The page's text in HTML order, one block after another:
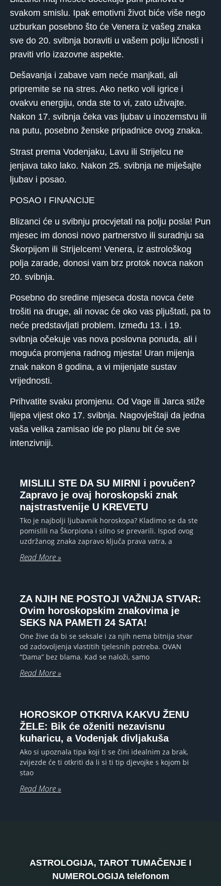
svakom smislu. Ipak emotivni život biće više nego
uzburkan posebno što će Venera iz vašeg znaka
sve do 20. svibnja boraviti u vašem polju ličnosti i
praviti vrlo izazovne aspekte.
Dešavanja i zabave vam neće manjkati, ali
pripremite se na stres. Ako netko voli igrice i
ovakvu energiju, onda ste to vi, zato uživajte.
Nakon 17. svibnja čeka vas ljubav u inozemstvu ili
na putu, posebno ženske pripadnice ovog znaka.
Strast prema Vodenjaku, Lavu ili Strijelcu ne
jenjava tako lako. Nakon 25. svibnja ne miješajte
ljubav i posao.
POSAO I FINANCIJE
Blizanci će u svibnju procvjetati na polju posla! Pun
mjesec im donosi novo partnerstvo ili suradnju sa
Škorpijom ili Strijelcem! Venera, iz astrološkog
polja zarade, donosi vam brz protok novca nakon
20. svibnja.
Posebno do sredine mjeseca dosta novca ćete
trošiti na druge, ali novac će oko vas pljuštati, pa to
neće predstavljati problem. Između 13. i 19.
svibnja očekuje vas nova poslovna ponuda, ali i
moguća promjena radnog mjesta! Uran mijenja
znak nakon 8 godina, a vi mijenjate sustav
vrijednosti.
Prihvatite svaku promjenu. Od Vage ili Jarca stiže
lijepa vijest oko 17. svibnja. Nagovještaji da jedna
vaša velika zamisao ide po planu bit će sve
intenzivniji.
MISLILI STE DA SU MIRNI i povučen?
Zapravo je ovaj horoskopski znak
najstrastvenije U KREVETU
Tko je najbolji ljubavnik horoskopa? Kladimo se da ste
pomislili na Škorpiona i silno se prevarili. Ispod ovog
uzdržanog znaka zapravo ključa prava vatra, a
Read More »
ZA NJIH NE POSTOJI VAŽNIJA STVAR:
Ovim horoskopskim znakovima je
SEKS NA PAMETI 24 SATA!
One žive da bi se seksale i za njih nema bitnija stvar
od zadovoljenja vlastitih tjelesnih potreba. OVAN
“Dama” bez blama. Kad se naloži, samo
Read More »
HOROSKOP OTKRIVA KAKVU ŽENU
ŽELE: Bik će oženiti nezavisnu
kuharicu, a Vodenjak divljakuša
Ako si upoznala tipa koji ti se čini idealnim za brak,
zvijezde će ti otkriti da li si ti tip djevojke s kojom bi
stao
Read More »
ASTROLOGIJA, TAROT TUMAČENJE I
NUMEROLOGIJA telefonom